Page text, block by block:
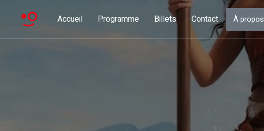
Accueil Programme Billets Contact À propos